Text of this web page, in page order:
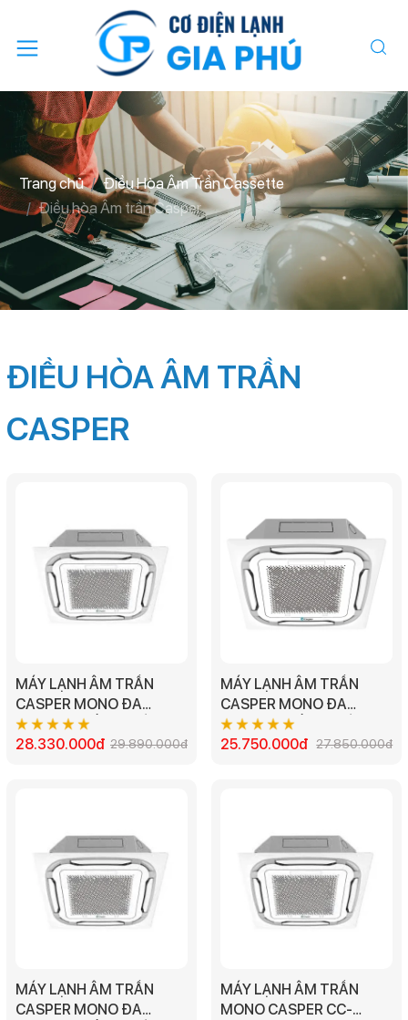
Trang chủ
Điều Hòa Âm Trần Cassette
Điều hòa Âm trần Casper
ĐIỀU HÒA ÂM TRẦN
CASPER
MÁY LẠNH ÂM TRẦN
CASPER MONO ĐA
HƯỚNG THỔI 1 CHIỀU
CC-48FS35 - 5.0HP 3
28.330.000đ 29.890.000đ
MÁY LẠNH ÂM TRẦN
CASPER MONO ĐA
HƯỚNG THỔI 1 CHIỀU
CC-36FS35 - 4.0HP 3
25.750.000đ 27.850.000đ
MÁY LẠNH ÂM TRẦN
CASPER MONO ĐA
MÁY LẠNH ÂM TRẦN
MONO CASPER CC-